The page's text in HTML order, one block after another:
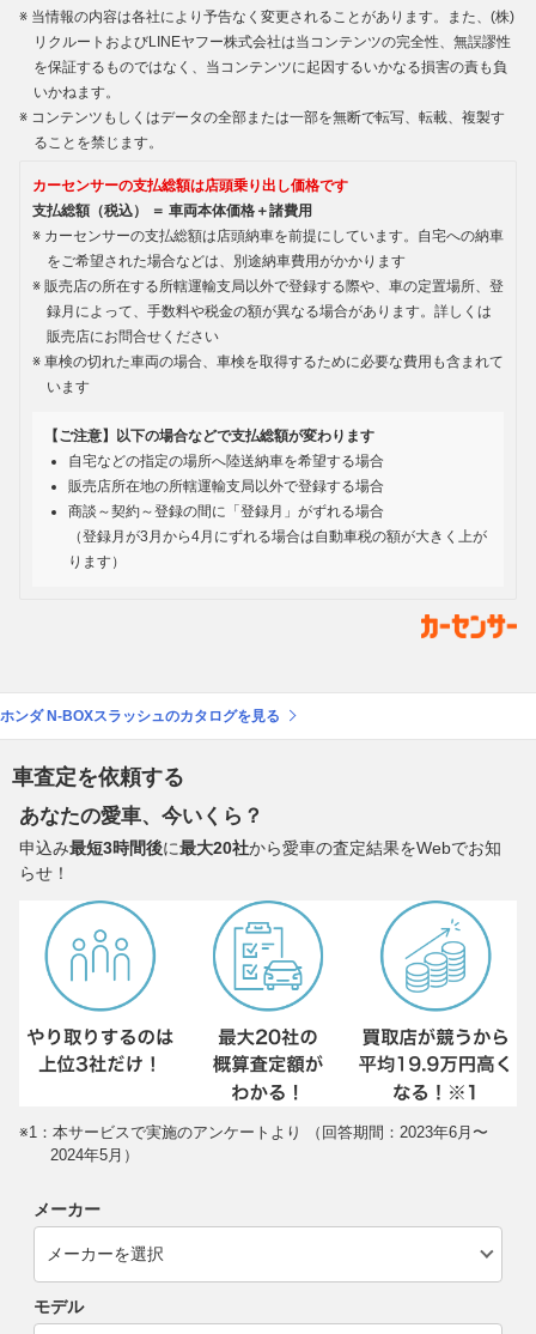
当情報の内容は各社により予告なく変更されることがあります。また、(株)
リクルートおよびLINEヤフー株式会社は当コンテンツの完全性、無誤謬性
を保証するものではなく、当コンテンツに起因するいかなる損害の責も負
いかねます。
コンテンツもしくはデータの全部または一部を無断で転写、転載、複製す
ることを禁じます。
カーセンサーの支払総額は店頭乗り出し価格です
支払総額（税込） ＝ 車両本体価格＋諸費用
カーセンサーの支払総額は店頭納車を前提にしています。自宅への納車
をご希望された場合などは、別途納車費用がかかります
販売店の所在する所轄運輸支局以外で登録する際や、車の定置場所、登
録月によって、手数料や税金の額が異なる場合があります。詳しくは
販売店にお問合せください
車検の切れた車両の場合、車検を取得するために必要な費用も含まれて
います
【ご注意】以下の場合などで支払総額が変わります
自宅などの指定の場所へ陸送納車を希望する場合
販売店所在地の所轄運輸支局以外で登録する場合
商談～契約～登録の間に「登録月」がずれる場合
（登録月が3月から4月にずれる場合は自動車税の額が大きく上が
ります）
ホンダ N-BOXスラッシュのカタログを見る
車査定を依頼する
あなたの愛車、今いくら？
申込み最短3時間後に最大20社から愛車の査定結果をWebでお知
らせ！
※1：本サービスで実施のアンケートより （回答期間：2023年6月〜
2024年5月）
メーカー
モデル